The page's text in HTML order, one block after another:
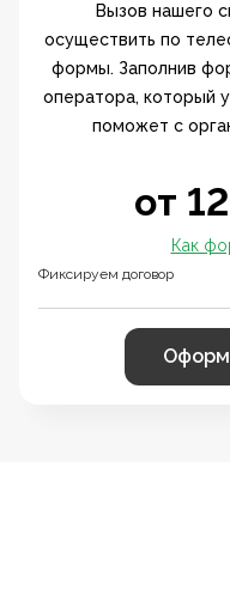
Вызов нашего
осуществить по
формы. Заполнив
оператора, который
поможет с
от
Фиксируем договор
Как